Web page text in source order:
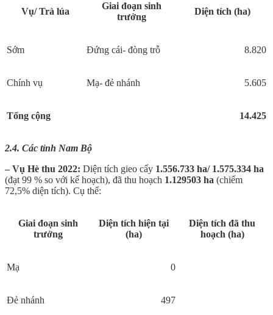
Vụ/ Trà lúa
Giai đoạn sinh
trưởng
Diện tích (ha)
Sớm Đứng cái- đòng trỗ 8.820
Chính vụ Mạ- đẻ nhánh 5.605
Tổng cộng 14.425
2.4. Các tỉnh Nam Bộ
– Vụ Hè thu 2022: Diện tích gieo cấy 1.556.733 ha/ 1.575.334 ha
(đạt 99 % so với kế hoạch), đã thu hoạch 1.129503 ha (chiếm
72,5% diện tích). Cụ thể:
Giai đoạn sinh
trưởng
Diện tích hiện tại
(ha)
Diện tích đã thu
hoạch (ha)
Mạ 0
Đẻ nhánh 497